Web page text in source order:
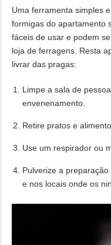
Uma ferramenta simples
formigas do apartamento
fáceis de usar e podem
loja de ferragens. Resta
livrar das pragas:
Limpe a sala de
envenenamento.
Retire pratos e
Use um respirador ou
Pulverize a
e nos locais onde os